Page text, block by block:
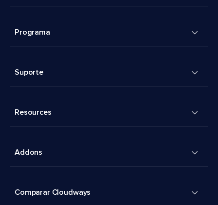
Programa
Suporte
Resources
Addons
Comparar Cloudways